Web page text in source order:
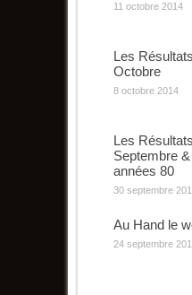
11 octobre 2014
Les
Octobre
8 octobre 2014
Les
Septembre
années 80
30 septembre
Au Hand le
24 septembre